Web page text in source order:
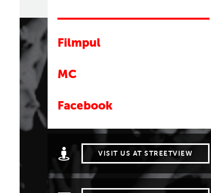
Filmpul
MC
Facebook
VISIT US AT STREETVIEW